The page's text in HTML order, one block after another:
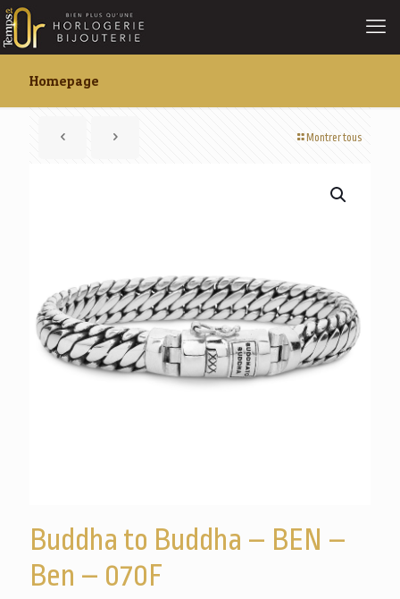
Homepage
Montrer tous
Buddha to Buddha – BEN –
Ben – 070F